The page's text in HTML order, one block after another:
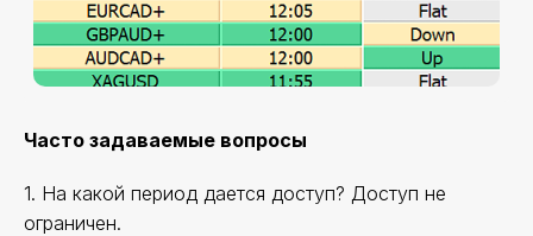
Часто задаваемые вопросы
1. На какой период дается доступ? Доступ не
ограничен.